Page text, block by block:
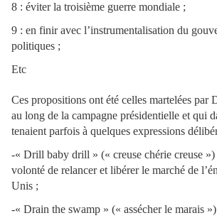
8 : éviter la troisième guerre mondiale ;
9 : en finir avec l’instrumentalisation du
politiques ;
Etc
Ces propositions ont été celles martelées par
au long de la campagne présidentielle et qui
tenaient parfois à quelques expressions
-« Drill baby drill » (« creuse chérie creuse
volonté de relancer et libérer le marché de
Unis ;
-« Drain the swamp » (« assécher le marais